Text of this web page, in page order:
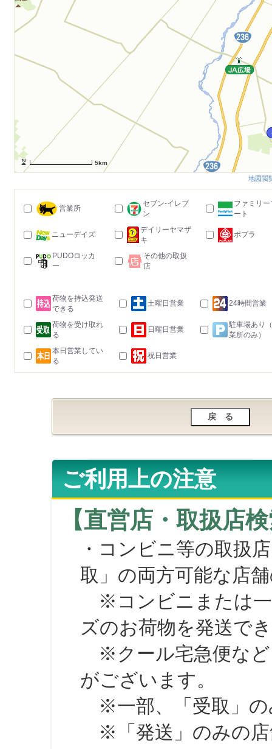
5km
地図閲
営業所
セブン-イレブ
ン
ファミリー
ート
ニューデイズ
デイリーヤマザ
キ
ポプラ
PUDOロッカ
ー
その他の取扱
店
荷物を持込発送
できる
土曜日営業 24時間営業
荷物を受け取れ
る
日曜日営業
駐車場あり
業所のみ）
本日営業してい
る
祝日営業
ご利用上の注意
【直営店・取扱店
・コンビニ等の取扱
取」の両方可能な店
※コンビニまたは一
ズのお荷物を発送で
※クール宅急便など
がございます。
※一部、「受取」の
※「発送」のみの店